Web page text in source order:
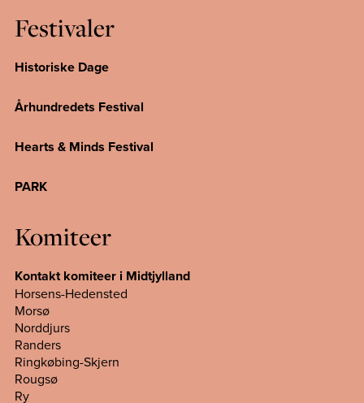
Festivaler
Historiske Dage
Århundredets Festival
Hearts & Minds Festival
PARK
Komiteer
Kontakt komiteer i Midtjylland
Horsens-Hedensted
Morsø
Norddjurs
Randers
Ringkøbing-Skjern
Rougsø
Ry